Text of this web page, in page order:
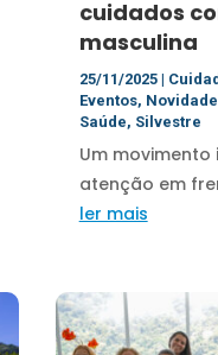
cuidados
masculina
25/11/2025|
Eventos,
Saúde, Silvestre
Um
atenção em
ler mais